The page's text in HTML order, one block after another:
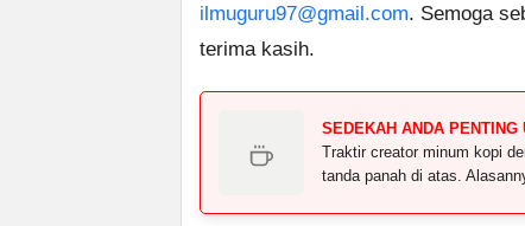
ilmuguru97@gmail.com. Semoga
terima kasih.
SEDEKAH ANDA PENTING
Traktir creator minum kopi
tanda panah di atas.